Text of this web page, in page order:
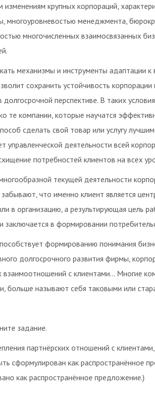
крупных корпораций,
многоуровневостью менеджмента,
многочисленных взаимосвязанных
механизмы и инструменты адаптации
сохранить устойчивость
долгосрочной перспективе. В таких
те компании, которые научатся
сделать свой товар или услугу
управленческой деятельности всей
потребностей клиентов на всех
текущей деятельности
что именно клиент является
в организацию, а результирующая цель
заключается в формировании
формированию понимания
долгосрочного развития фирмы,
взаимоотношений с клиентами... Многие
больше называют себя таковыми или
задание.
партнёрских отношений с
сформулирован как распространённое
как распространённое предложение.)